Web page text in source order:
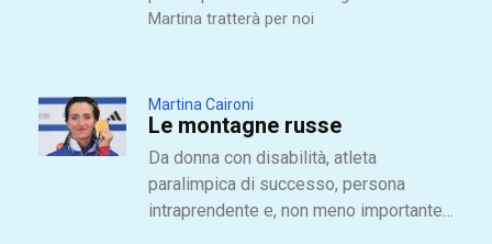
Martina tratterà per noi
Martina Caironi
Le montagne russe
Da donna con disabilità, atleta
paralimpica di successo, persona
intraprendente e, non meno importante,